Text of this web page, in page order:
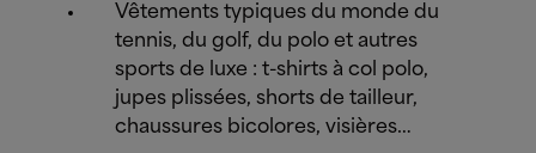
Vêtements typiques du monde du
tennis, du golf, du polo et autres
sports de luxe : t-shirts à col polo,
jupes plissées, shorts de tailleur,
chaussures bicolores, visières…